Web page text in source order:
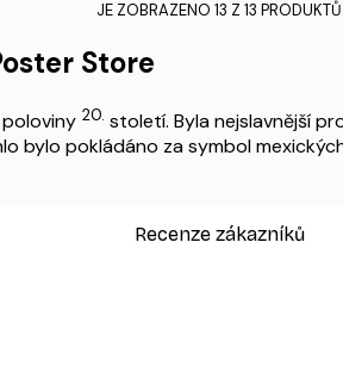
JE ZOBRAZENO 13 Z 13 PRODUKTŮ
Store
poloviny 20. století. Byla nejslavnější
bylo pokládáno za symbol
Recenze zákazníků